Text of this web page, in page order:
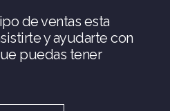
de ventas esta
y ayudarte con
puedas tener